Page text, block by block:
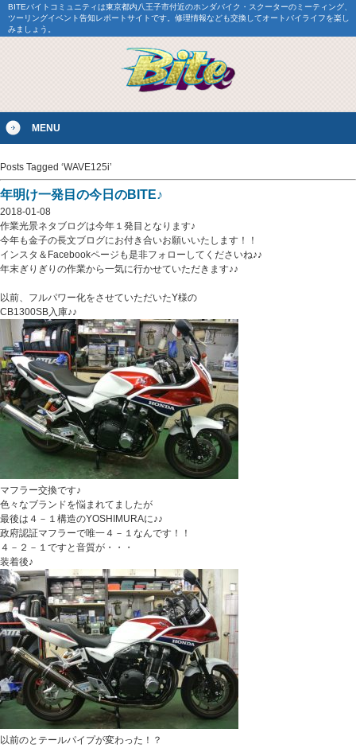
BITEバイトコミュニティは東京都内八王子市付近のホンダバイク・スクーターのミーティング、
ツーリングイベント告知レポートサイトです。修理情報なども交換してオートバイライフを楽し
みましょう。
MENU
Posts Tagged ‘WAVE125i’
年明け一発目の今日のBITE♪
2018-01-08
作業光景ネタブログは今年１発目となります♪
今年も金子の長文ブログにお付き合いお願いいたします！！
インスタ＆Facebookページも是非フォローしてくださいね♪♪
年末ぎりぎりの作業から一気に行かせていただきます♪♪
以前、フルパワー化をさせていただいたY様の
CB1300SB入庫♪♪
マフラー交換です♪
色々なブランドを悩まれてましたが
最後は４－１構造のYOSHIMURAに♪♪
政府認証マフラーで唯一４－１なんです！！
４－２－１ですと音質が・・・
装着後♪
以前のとテールパイプが変わった！？